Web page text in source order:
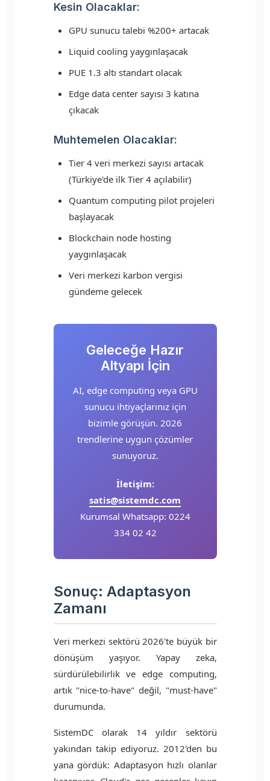
Kesin Olacaklar:
GPU sunucu talebi %200+ artacak
Liquid cooling yaygınlaşacak
PUE 1.3 altı standart olacak
Edge data center sayısı 3 katına
çıkacak
Muhtemelen Olacaklar:
Tier 4 veri merkezi sayısı artacak
(Türkiye'de ilk Tier 4 açılabilir)
Quantum computing pilot projeleri
başlayacak
Blockchain node hosting
yaygınlaşacak
Veri merkezi karbon vergisi
gündeme gelecek
Geleceğe Hazır
Altyapı İçin
AI, edge computing veya GPU
sunucu ihtiyaçlarınız için
bizimle görüşün. 2026
trendlerine uygun çözümler
sunuyoruz.
İletişim:
satis@sistemdc.com
Kurumsal Whatsapp: 0224
334 02 42
Sonuç: Adaptasyon
Zamanı
Veri merkezi sektörü 2026'te büyük bir
dönüşüm yaşıyor. Yapay zeka,
sürdürülebilirlik ve edge computing,
artık "nice-to-have" değil, "must-have"
durumunda.
SistemDC olarak 14 yıldır sektörü
yakından takip ediyoruz. 2012'den bu
yana gördük: Adaptasyon hızlı olanlar